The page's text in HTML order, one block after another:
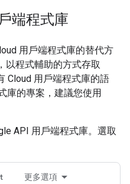
端程式庫
用戶端程式庫的替代方
以程式輔助的方式存取
Cloud 用戶端程式庫的語
庫的專案，建議您使用
API 用戶端程式庫。選取
更多選項